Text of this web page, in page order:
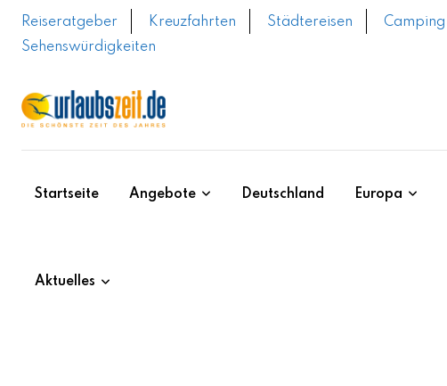
Skip
Reiseratgeber Kreuzfahrten Städtereisen Camping
Sehenswürdigkeiten
Startseite Angebote Deutschland Europa
Aktuelles